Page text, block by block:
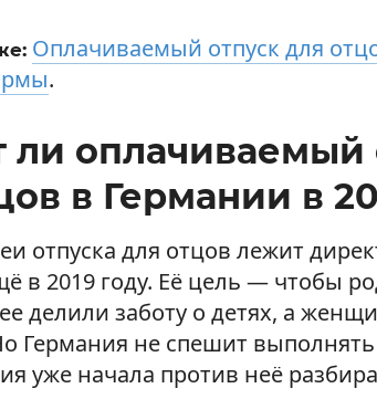
Оплачиваемый отпуск для
.
ли оплачиваемый
в Германии в
отпуска для отцов лежит
в 2019 году. Её цель — чтобы
делили заботу о детях, а
Германия не спешит
уже начала против неё